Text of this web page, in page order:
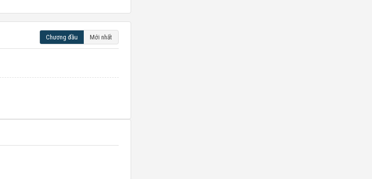
Chương đầu Mới nhất